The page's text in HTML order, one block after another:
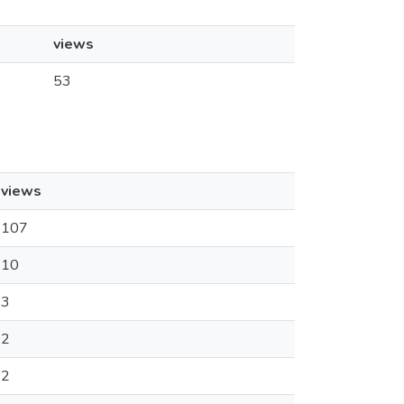
views
53
views
107
10
3
2
2